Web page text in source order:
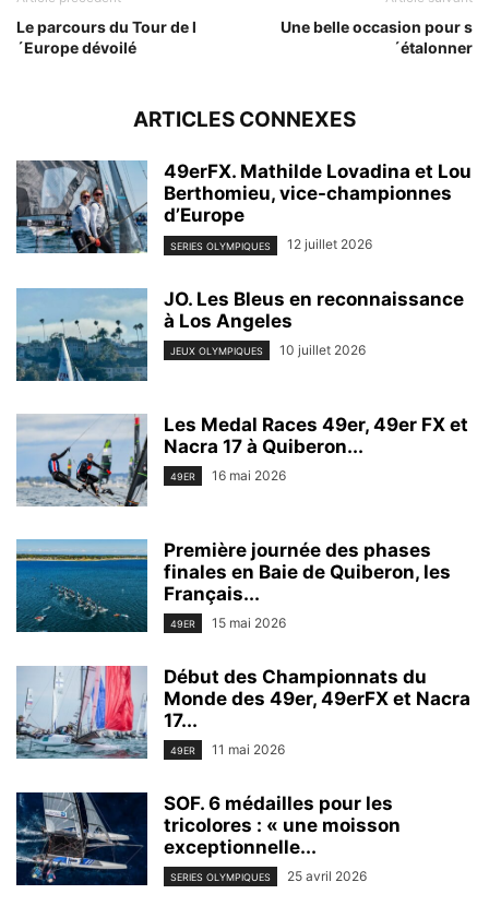
Le parcours du Tour de l
´Europe dévoilé
Une belle occasion pour s
´étalonner
ARTICLES CONNEXES
49erFX. Mathilde Lovadina et Lou
Berthomieu, vice-championnes
d’Europe
SERIES OLYMPIQUES 12 juillet 2026
JO. Les Bleus en reconnaissance
à Los Angeles
JEUX OLYMPIQUES 10 juillet 2026
Les Medal Races 49er, 49er FX et
Nacra 17 à Quiberon...
49ER 16 mai 2026
Première journée des phases
finales en Baie de Quiberon, les
Français...
49ER 15 mai 2026
Début des Championnats du
Monde des 49er, 49erFX et Nacra
17...
49ER 11 mai 2026
SOF. 6 médailles pour les
tricolores : « une moisson
exceptionnelle...
SERIES OLYMPIQUES 25 avril 2026